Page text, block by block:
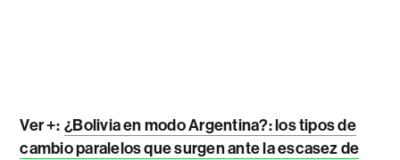
Ver +: ¿Bolivia en modo Argentina?: los tipos de
cambio paralelos que surgen ante la escasez de